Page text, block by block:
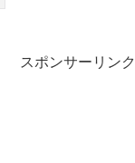
スポンサーリンク